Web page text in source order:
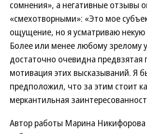
сомнения», а негативные отзывы
«смехотворными»: «Это мое
ощущение, но я усматриваю
Более или менее любому зрелому
достаточно очевидна предвзятая
мотивация этих высказываний. Я
предположил, что за этим стоит
меркантильная
Автор работы Марина